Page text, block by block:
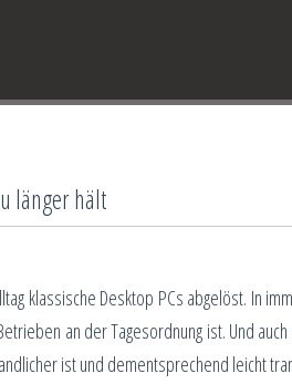
länger hält
klassische Desktop PCs abgelöst. In
an der Tagesordnung ist. Und
ist und dementsprechend leicht